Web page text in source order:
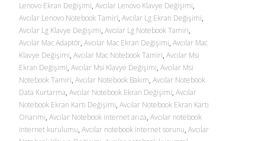
Lenovo Ekran Değişimi, Avcılar Lenovo Klavye Değişimi,
Avcılar Lenovo Notebook Tamiri, Avcılar Lg Ekran Değişimi,
Avcılar Lg Klavye Değişimi, Avcılar Lg Notebook Tamiri,
Avcılar Mac Adaptör, Avcılar Mac Ekran Değişimi, Avcılar Mac
Klavye Değişimi, Avcılar Mac Notebook Tamiri, Avcılar Msi
Ekran Değişimi, Avcılar Msi Klavye Değişimi, Avcılar Msi
Notebook Tamiri, Avcılar Notebook Bakım, Avcılar Notebook
Data Kurtarma, Avcılar Notebook Ekran Değişimi, Avcılar
Notebook Ekran Kartı Değişimi, Avcılar Notebook Ekran Kartı
Onarımı, Avcılar Notebook internet arıza, Avcılar notebook
internet kurulumu, Avcılar notebook internet sorunu, Avcılar